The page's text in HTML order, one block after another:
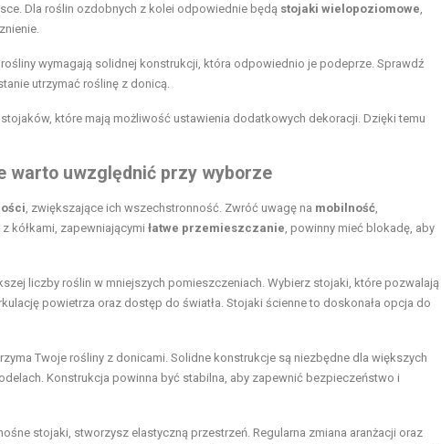
Dla roślin ozdobnych z kolei odpowiednie będą stojaki wielopoziomowe
rośliny wymagają solidnej konstrukcji, która odpowiednio je podeprze. Sprawdź
utrzymać roślinę z donicą.
które mają możliwość ustawienia dodatkowych dekoracji. Dzięki temu
warto uwzględnić przy wyborze
, zwiększające ich wszechstronność. Zwróć uwagę na mobilność
kółkami, zapewniającymi łatwe przemieszczanie , powinny mieć blokadę, aby
liczby roślin w mniejszych pomieszczeniach. Wybierz stojaki, które pozwalają
powietrza oraz dostęp do światła. Stojaki ścienne to doskonała opcja do
Twoje rośliny z donicami. Solidne konstrukcje są niezbędne dla większych
Konstrukcja powinna być stabilna, aby zapewnić bezpieczeństwo i
stojaki, stworzysz elastyczną przestrzeń. Regularna zmiana aranżacji oraz